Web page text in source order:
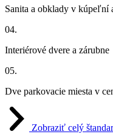
Sanita a obklady v kúpeľní
04.
Interiérové dvere a zárubne
05.
Dve parkovacie miesta v
Zobraziť celý